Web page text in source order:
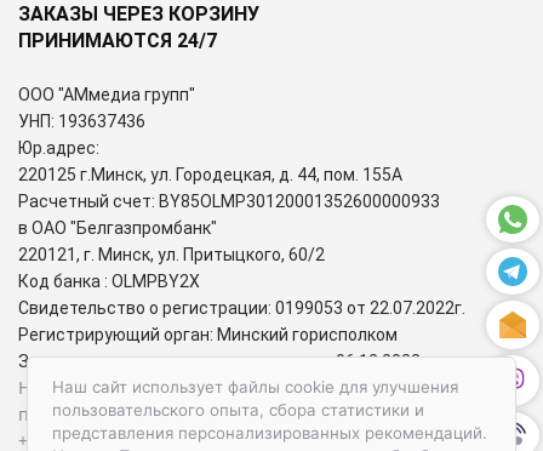
Наш сайт использует файлы cookie для улучшения
пользовательского опыта, сбора статистики и
представления персонализированных рекомендаций.
ЗАКАЗЫ ЧЕРЕЗ КОРЗИНУ
ПРИНИМАЮТСЯ 24/7
ООО "АМмедиа групп"
УНП: 193637436
Юр.адрес:
220125 г.Минск, ул. Городецкая, д. 44, пом. 155А
Расчетный счет: BY85OLMP30120001352600000933
в ОАО "Белгазпромбанк"
220121, г. Минск, ул. Притыцкого, 60/2
Код банка : OLMPBY2X
Свидетельство о регистрации: 0199053 от 22.07.2022г.
Регистрирующий орган: Минский горисполком
Зарегистрирован в торговом реестре: 06.12.2022г.
Номера городских телефонов уполномоченных по защите
прав потребителей:
+37517-284-39-34 – администрация Первомайского района